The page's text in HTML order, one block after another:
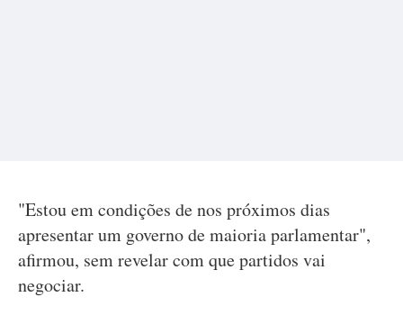
"Estou em condições de nos próximos dias
apresentar um governo de maioria parlamentar",
afirmou, sem revelar com que partidos vai
negociar.